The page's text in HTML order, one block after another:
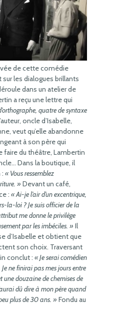
de cette comédie
les dialogues brillants
dans un atelier de
a reçu une lettre qui
quatre de syntaxe
oncle d’Isabelle,
veut qu’elle abandonne
à son père qui
faire du théâtre, Lambertin
Dans la boutique, il
« Vous ressemblez
» Devant un café,
: « Ai-je l’air d’un excentrique,
la-loi ? Je suis officier de la
me donne le privilège
par les imbéciles. » Il
d’Isabelle et obtient que
son choix. Traversant
conclut : « Je serai comédien
ne finirai pas mes jours entre
une douzaine de chemises de
dû dire à mon père quand
plus de 30 ans. » Fondu au